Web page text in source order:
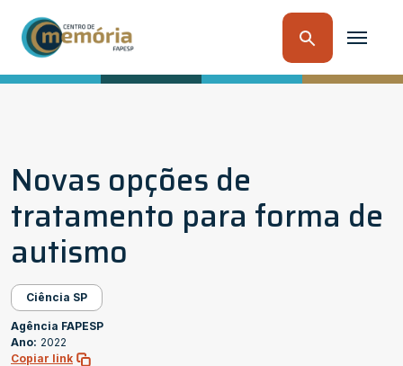
Novas opções de
tratamento para forma de
autismo
Ciência SP
Agência FAPESP
Ano: 2022
Copiar link